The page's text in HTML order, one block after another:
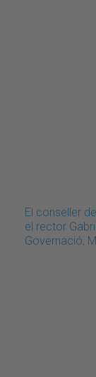
El conseller
el rector
Governació,